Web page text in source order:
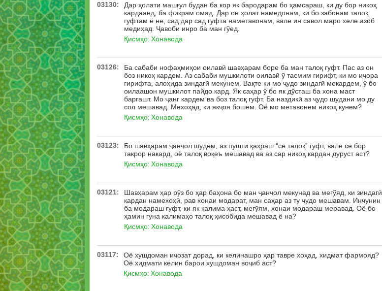
03130:
Дар ҳолати машғул будан ба кор як бародарам бо ҳамсараш, ки ду бор никоҳ
кардаанд, ба фикрам омад. Дар он ҳолат намедонам, ки бо забонам талоқ
гуфтам ё не, сад дар сад гуфта наметавонам, вале ин савол маро хеле азоб
медиҳад. Ҷавоби инро ба ман гўед.
Қисмҳо: Хонавода
03126:
Ба сабаби нофаҳмиҳои оилавӣ шавҳарам боре ба ман талоқ гуфт. Пас аз он
боз никоҳ кардем. Аз сабаби мушкилоти оилавӣ ў тасмим гирифт, ки мо иҷора
гирифта, алоҳида зиндагӣ мекунем. Вақте ки мо ҷудо зиндагӣ мекардем, ў бо
оилаашон мушкилот пайдо кард. Як саҳар ў бо як дўсташ ба хона маст
баргашт. Мо ҷанг кардем ва боз талоқ гуфт. Ба наздикӣ аз ҷудо шудани мо ду
сол мешавад. Мехоҳад, ки якҷоя бошем. Оё мо метавонем никоҳ кунем?
Қисмҳо: Хонавода
03123:
Бо шавҳарам ҷанҷол шудем, аз пушти қаҳраш “се талоқ” гуфт, вале се бор
такрор накард, оё талоқ воқеъ мешавад ва аз сар никоҳ кардан дуруст аст?
Қисмҳо: Хонавода
03121:
Шавҳарам ҳар рўз бо ҳар баҳона бо ман ҷанҷол мекунад ва мегўяд, ки зиндагӣ
кардан намехоҳӣ, рав хонаи модарат, ман саҳар аз ту ҷудо мешавам. Инчунин
ба модараш гуфт, ки як калима ҳаст, мегўям, хонаи модараш меравад. Оё бо
ҳамин гуна калимаҳо талоқ ҳисобида мешавад ё на?
Қисмҳо: Хонавода
03117:
Оё хушдоман иҷозат дорад, ки келинашро ҳар тавре хоҳад, хидмат фармояд?
Оё хидмати келин барои хушдоман воҷиб аст?
Қисмҳо: Хонавода